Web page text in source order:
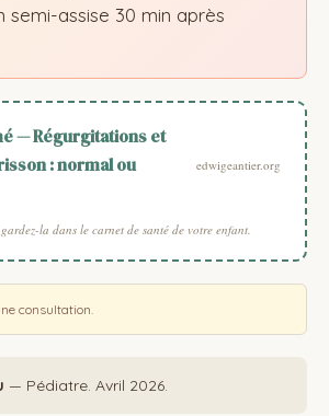
semi-assise 30 min après
— Régurgitations et
: normal ou
edwigeantier.org
la dans le carnet de santé de votre enfant.
consultation.
— Pédiatre. Avril 2026.